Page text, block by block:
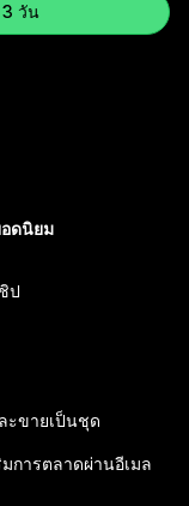
วัน
ดนิยม
ป
ะขายเป็นชุด
มการตลาดผ่านอีเมล